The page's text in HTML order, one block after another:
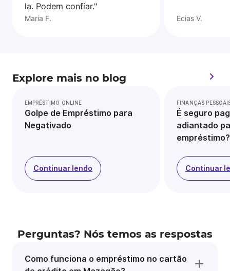
la. Podem confiar."
Maria F. Ecias V.
Explore mais no blog
EMPRÉSTIMO ONLINE
Golpe de Empréstimo para
Negativado
Continuar lendo
FINANÇAS
É seguro
adiantado
empréstimo?
Continuar
Perguntas? Nós temos as respostas
Como funciona o empréstimo no cartão